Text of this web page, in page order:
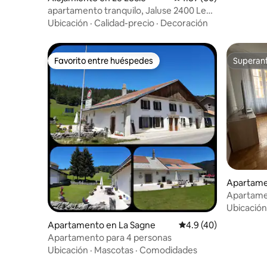
apartamento tranquilo, Jaluse 2400 Le
Locle
Ubicación · Calidad-precio · Decoración
Favorito entre huéspedes
Favorito entre huéspedes
Apartamento en La Sagne Calificación
4.9 (40)
Apartamento para 4 personas
Ubicación · Mascotas · Comodidades
onds
de la
Ubicación